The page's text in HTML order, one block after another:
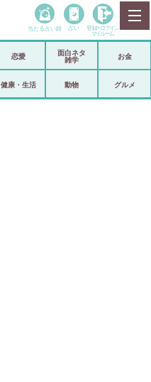
政治
当たる占い師 占い 登録• ログイン
マイルーム
恋愛
面白ネタ
雑学
お金
健康・生活 動物 グルメ